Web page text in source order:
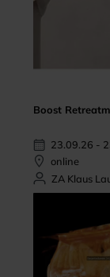
Boost
23.09.26 -
online
ZA Klaus